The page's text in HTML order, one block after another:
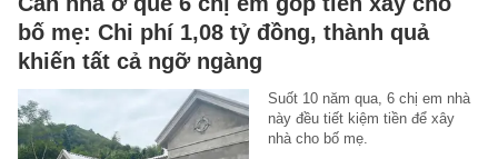
bố mẹ: Chi phí 1,08 tỷ đồng, thành quả
khiến tất cả ngỡ ngàng
Suốt 10 năm qua, 6 chị em nhà
này đều tiết kiệm tiền để xây
nhà cho bố mẹ.